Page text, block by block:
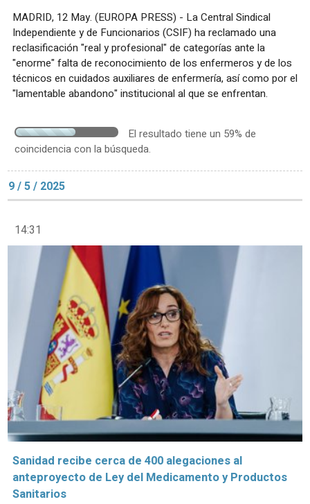
MADRID, 12 May. (EUROPA PRESS) - La Central Sindical
Independiente y de Funcionarios (CSIF) ha reclamado una
reclasificación "real y profesional" de categorías ante la
"enorme" falta de reconocimiento de los enfermeros y de los
técnicos en cuidados auxiliares de enfermería, así como por el
"lamentable abandono" institucional al que se enfrentan.
El resultado tiene un 59% de
coincidencia con la búsqueda.
9 / 5 / 2025
14:31
Sanidad recibe cerca de 400 alegaciones al
anteproyecto de Ley del Medicamento y Productos
Sanitarios